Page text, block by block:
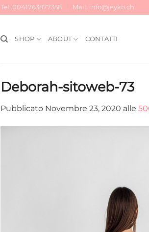
Tel: 0041763877358 Mail: info@jeyko.ch
SHOP ABOUT CONTATTI
Deborah-sitoweb-73
Pubblicato Novembre 23, 2020 alle